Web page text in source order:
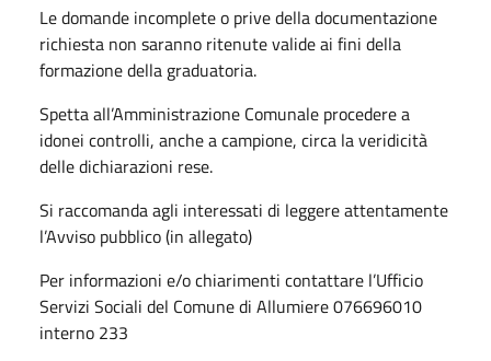
Le domande incomplete o prive della documentazione
richiesta non saranno ritenute valide ai fini della
formazione della graduatoria.
Spetta all’Amministrazione Comunale procedere a
idonei controlli, anche a campione, circa la veridicità
delle dichiarazioni rese.
Si raccomanda agli interessati di leggere attentamente
l’Avviso pubblico (in allegato)
Per informazioni e/o chiarimenti contattare l’Ufficio
Servizi Sociali del Comune di Allumiere 076696010
interno 233